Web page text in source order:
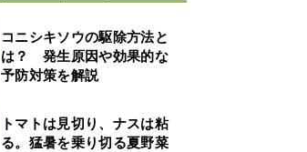
コニシキソウの駆除方法と
は？ 発生原因や効果的な
予防対策を解説
トマトは見切り、ナスは粘
る。猛暑を乗り切る夏野菜